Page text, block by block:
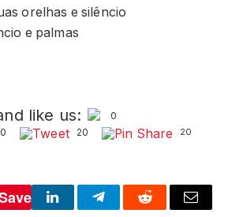
orelhas e silêncio
e palmas
like us:
0
20 20
LinkedInTelegramReddit Email